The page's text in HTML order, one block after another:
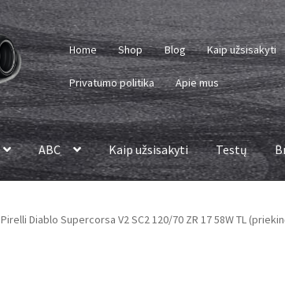
Home Shop Blog Kaip užsisakyti
Privatumo politika Apie mus
ABC Kaip užsisakyti Testų
Pirelli Diablo Supercorsa V2 SC2 120/70 ZR 17 58W TL